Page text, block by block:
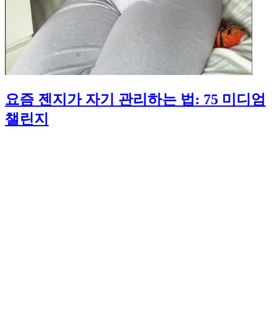
요즘 젠지가 자기 관리하는 법: 75 미디엄
챌린지